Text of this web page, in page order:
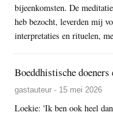
bijeenkomsten. De
heb bezocht, leverden mij
interpretaties en rituelen,
Boeddhistische
gastauteur - 15 mei 2026
Loekie: 'Ik ben ook heel